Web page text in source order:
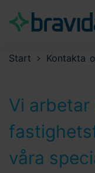
Start Kontakta
Vi
våra